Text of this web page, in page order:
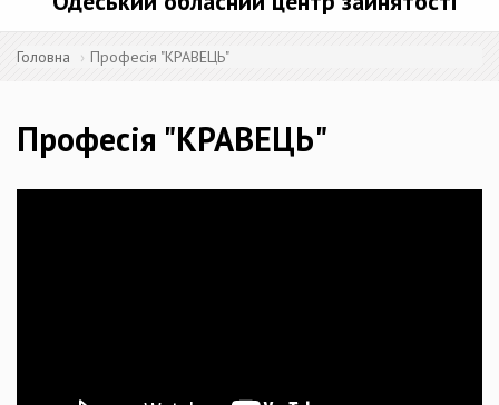
Головна Професія "КРАВЕЦЬ"
Професія "КРАВЕЦЬ"